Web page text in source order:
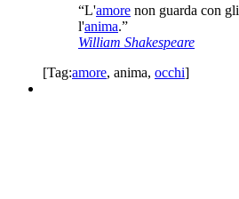
“L'amore non guarda con gli
l'anima.”
William Shakespeare
[Tag:amore, anima, occhi]